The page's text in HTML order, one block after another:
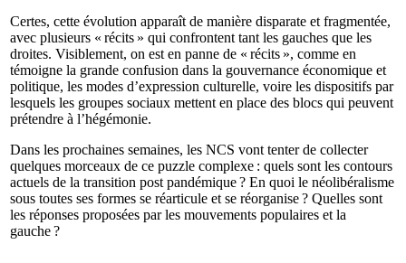
Certes, cette évolution apparaît de manière disparate et fragmentée,
avec plusieurs « récits » qui confrontent tant les gauches que les
droites. Visiblement, on est en panne de « récits », comme en
témoigne la grande confusion dans la gouvernance économique et
politique, les modes d’expression culturelle, voire les dispositifs par
lesquels les groupes sociaux mettent en place des blocs qui peuvent
prétendre à l’hégémonie.
Dans les prochaines semaines, les NCS vont tenter de collecter
quelques morceaux de ce puzzle complexe : quels sont les contours
actuels de la transition post pandémique ? En quoi le néolibéralisme
sous toutes ses formes se réarticule et se réorganise ? Quelles sont
les réponses proposées par les mouvements populaires et la
gauche ?